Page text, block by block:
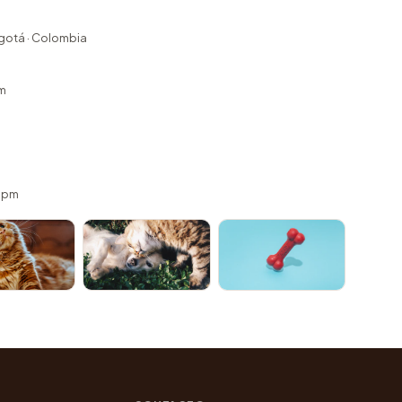
· Colombia